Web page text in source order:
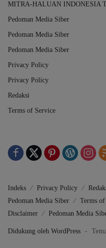
MITRA-HALUAN INDONESIA
Pedoman Media Siber
Pedoman Media Siber
Pedoman Media Siber
Privacy Policy
Privacy Policy
Redaksi
Terms of Service
Indeks Privacy Policy
Pedoman Media Siber
Terms
Disclaimer
Pedoman Media
Didukung oleh WordPress -